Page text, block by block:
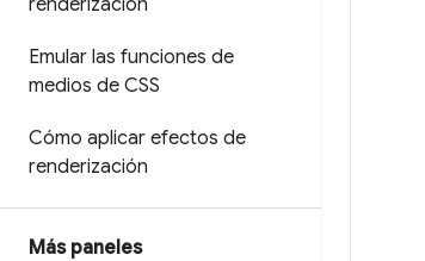
renderización
Emular las funciones de
medios de CSS
Cómo aplicar efectos de
renderización
Más paneles